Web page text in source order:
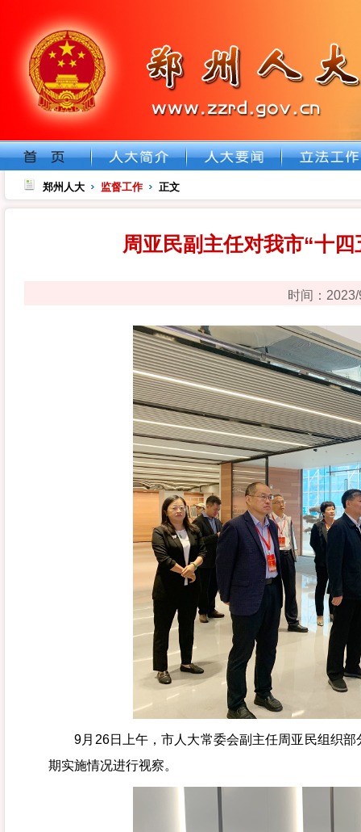
郑州人大 监督工作 正文
周亚民副主任对我市“十
时间：
9月26日上午，市人大常委会副主任周亚民组织部
期实施情况进行视察。